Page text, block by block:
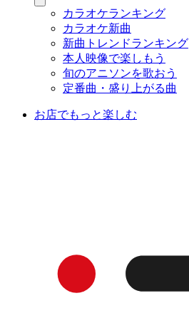
カラオケランキング
カラオケ新曲
新曲トレンドランキング
本人映像で楽しもう
旬のアニソンを歌おう
定番曲・盛り上がる曲
お店でもっと楽しむ